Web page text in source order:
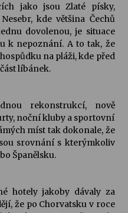
jako jsou Zlaté písky,
kde většina Čechů
dovolenou, je situace
k nepoznání. A to tak, že
na pláži, kde před
líbánek.
rekonstrukcí, nově
noční kluby a sportovní
míst tak dokonale, že
srovnání s kterýmkoliv
Španělsku.
hotely jakoby dávaly za
že po Chorvatsku v roce